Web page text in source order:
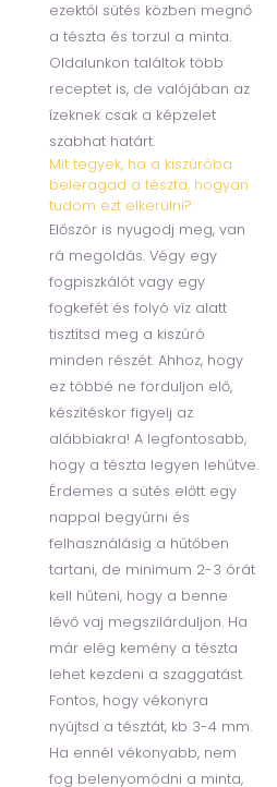
ezektől sütés közben megnő
a tészta és torzul a minta.
Oldalunkon találtok több
receptet is, de valójában az
ízeknek csak a képzelet
szabhat határt.
Mit tegyek, ha a kiszúróba
beleragad a tészta, hogyan
tudom ezt elkerülni?
Először is nyugodj meg, van
rá megoldás. Végy egy
fogpiszkálót vagy egy
fogkefét és folyó víz alatt
tisztítsd meg a kiszúró
minden részét. Ahhoz, hogy
ez többé ne forduljon elő,
készítéskor figyelj az
alábbiakra! A legfontosabb,
hogy a tészta legyen lehűtve.
Érdemes a sütés előtt egy
nappal begyúrni és
felhasználásig a hűtőben
tartani, de minimum 2-3 órát
kell hűteni, hogy a benne
lévő vaj megszilárduljon. Ha
már elég kemény a tészta
lehet kezdeni a szaggatást.
Fontos, hogy vékonyra
nyújtsd a tésztát, kb 3-4 mm.
Ha ennél vékonyabb, nem
fog belenyomódni a minta,